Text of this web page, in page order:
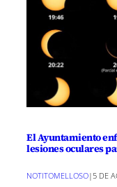
El Ayuntamiento
lesiones oculares
NOTITOMELLOSO| 5 DE